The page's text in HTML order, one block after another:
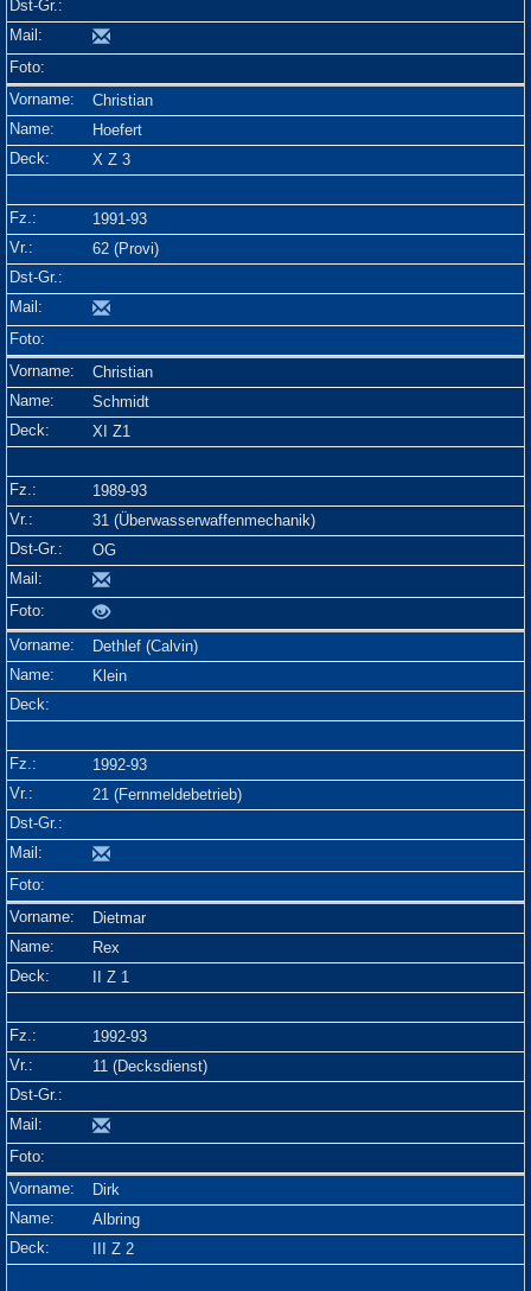
Christian
Hoefert
X Z 3
1991-93
62 (Provi)
Christian
Schmidt
XI Z1
1989-93
31 (Überwasserwaffenmechanik)
OG
Dethlef (Calvin)
Klein
1992-93
21 (Fernmeldebetrieb)
Dietmar
Rex
II Z 1
1992-93
11 (Decksdienst)
Dirk
Albring
III Z 2